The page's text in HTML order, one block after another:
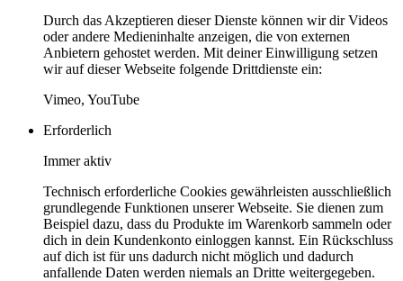
Durch das Akzeptieren dieser Dienste können wir dir Videos
oder andere Medieninhalte anzeigen, die von externen
Anbietern gehostet werden. Mit deiner Einwilligung setzen
wir auf dieser Webseite folgende Drittdienste ein:
Vimeo, YouTube
Erforderlich
Immer aktiv
Technisch erforderliche Cookies gewährleisten ausschließlich
grundlegende Funktionen unserer Webseite. Sie dienen zum
Beispiel dazu, dass du Produkte im Warenkorb sammeln oder
dich in dein Kundenkonto einloggen kannst. Ein Rückschluss
auf dich ist für uns dadurch nicht möglich und dadurch
anfallende Daten werden niemals an Dritte weitergegeben.